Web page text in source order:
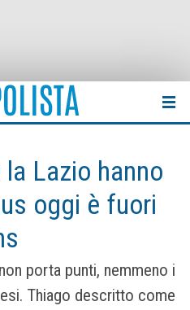
Lazio hanno
oggi è fuori
porta punti, nemmeno i
Thiago descritto come